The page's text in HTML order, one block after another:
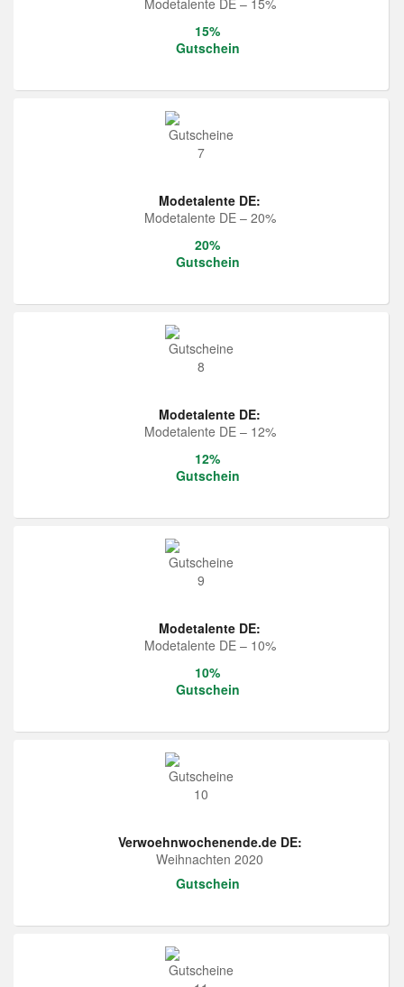
Modetalente DE – 15%
15%
Gutschein
Modetalente DE:
Modetalente DE – 20%
20%
Gutschein
Modetalente DE:
Modetalente DE – 12%
12%
Gutschein
Modetalente DE:
Modetalente DE – 10%
10%
Gutschein
Verwoehnwochenende.de DE:
Weihnachten 2020
Gutschein